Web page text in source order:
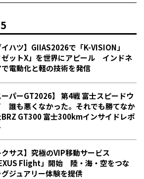
イハツ】GIIAS2026で「K-VISION」
ゼットX」を世界にアピール インドネ
電動化と軽の技術を発信
ーパーGT2026】 第4戦 富士スピードウ
誰も悪くなかった。それでも勝てなか
GT300 富士300kmインサイドレポ
クサス】究極のVIP移動サービス
Flight」開始 陸・海・空をつな
グジュアリー体験を提供